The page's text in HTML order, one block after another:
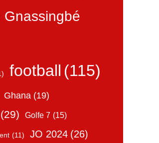
Gnassingbé
football (115)
Ghana (19)
(29) Golfe 7 (15)
(11) JO 2024 (26)